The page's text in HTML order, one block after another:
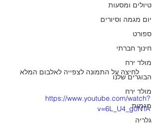
טיולים ומסעות
יום מגמה וסיורים
ספורט
חינוך חברתי
מולד ירח
הבוגרים שלנו
מולד ירח
מגמות
גלריה
לחיצה על התמונה לצפייה לאלבום המלא
https://www.youtube.com/watch?
v=6L_U4_g0NTA